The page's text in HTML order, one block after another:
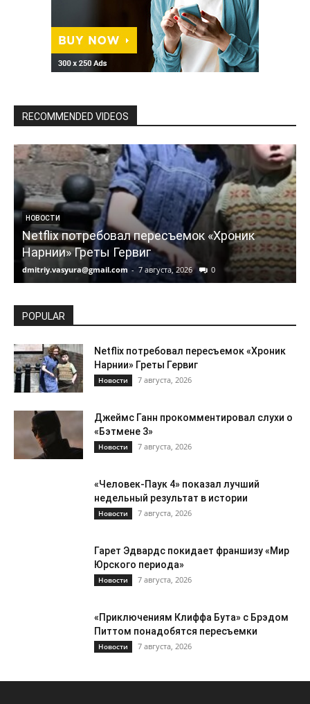
RECOMMENDED VIDEOS
НОВОСТИ
Netflix потребовал пересъемок «Хроник
Нарнии» Греты Гервиг
dmitriy.vasyura@gmail.com - 7 августа, 2026 0
POPULAR
Netflix потребовал пересъемок «Хроник
Нарнии» Греты Гервиг
Новости 7 августа, 2026
Джеймс Ганн прокомментировал слухи о
«Бэтмене 3»
Новости 7 августа, 2026
«Человек-Паук 4» показал лучший
недельный результат в истории
Новости 7 августа, 2026
Гарет Эдвардс покидает франшизу «Мир
Юрского периода»
Новости 7 августа, 2026
«Приключениям Клиффа Бута» с Брэдом
Питтом понадобятся пересъемки
Новости 7 августа, 2026